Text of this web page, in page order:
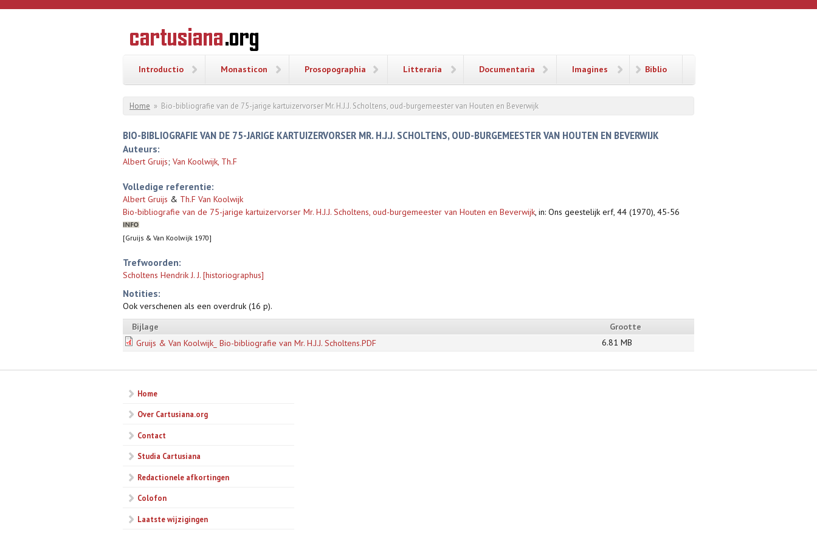
Overslaan en naar de inhoud gaan
CARTUSIANA
Geschiedenis
van de
Introductio Monasticon Prosopographia Litteraria Documentaria Imagines Biblio
U bent hier
Home » Bio-bibliografie van de 75-jarige kartuizervorser Mr. H.J.J. Scholtens, oud-burgemeester van Houten en Beverwijk
BIO-BIBLIOGRAFIE VAN DE 75-JARIGE KARTUIZERVORSER MR. H.J.J. SCHOLTENS, OUD-BURGEMEESTER VAN HOUTEN EN BEVERWIJK
Auteurs:
Albert Gruijs; Van Koolwijk, Th.F
Volledige referentie:
Albert Gruijs & Th.F Van Koolwijk
Bio-bibliografie van de 75-jarige kartuizervorser Mr. H.J.J. Scholtens, oud-burgemeester van Houten en Beverwijk, in: Ons geestelijk erf, 44 (1970), 45-56
[Gruijs & Van Koolwijk 1970]
Trefwoorden:
Scholtens Hendrik J. J. [historiographus]
Notities:
Ook verschenen als een overdruk (16 p).
Bijlage
Grootte
Gruijs & Van Koolwijk_ Bio-bibliografie van Mr. H.J.J. Scholtens.PDF
6.81 MB
Home
Over Cartusiana.org
Contact
Studia Cartusiana
Redactionele afkortingen
Colofon
Laatste wijzigingen